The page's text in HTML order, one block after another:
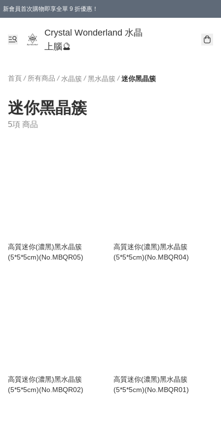
新會員首次購物即享全單 9 折優惠！
Crystal Wonderland 水晶
上腦🔮
首頁 / 所有商品 / 水晶簇 / 黑水晶簇 / 迷你黑晶簇
迷你黑晶簇
5項 商品
高質迷你(濃黑)黑水晶簇
(5*5*5cm)(No.MBQR05)
高質迷你(濃黑)黑水晶簇
(5*5*5cm)(No.MBQR04)
高質迷你(濃黑)黑水晶簇
(5*5*5cm)(No.MBQR02)
高質迷你(濃黑)黑水晶簇
(5*5*5cm)(No.MBQR01)